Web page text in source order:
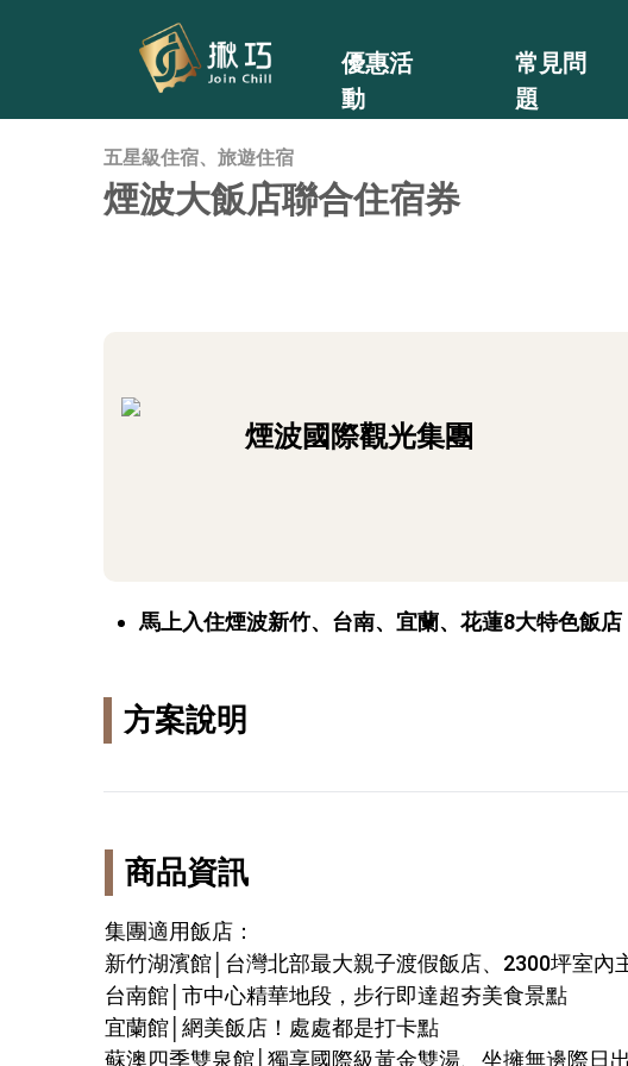
優惠活
動
常見問
題
五星級住宿、旅遊住宿
煙波大飯店聯合住宿券
煙波國際觀光集團
馬上入住煙波新竹、台南、宜蘭、花蓮8大特色飯店
方案說明
商品資訊
集團適用飯店：
新竹湖濱館│台灣北部最大親子渡假飯店、2300坪室內
台南館│市中心精華地段，步行即達超夯美食景點
宜蘭館│網美飯店！處處都是打卡點
蘇澳四季雙泉館│獨享國際級黃金雙湯、坐擁無邊際日